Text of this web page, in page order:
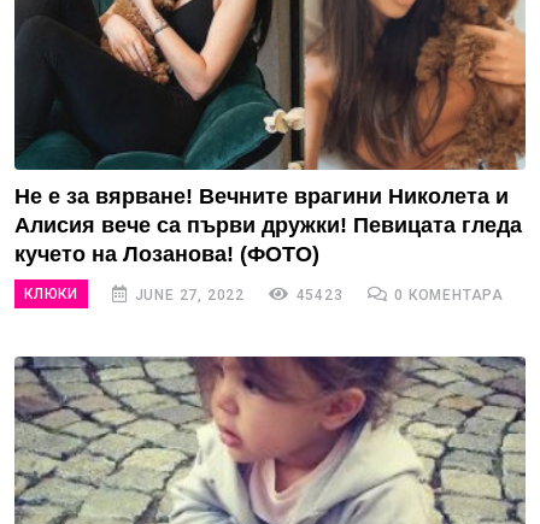
Не е за вярване! Вечните врагини Николета и
Алисия вече са първи дружки! Певицата гледа
кучето на Лозанова! (ФОТО)
КЛЮКИ JUNE 27, 2022 45423 0 КОМЕНТАРА